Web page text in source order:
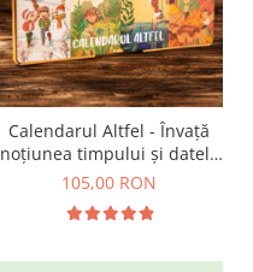
Calendarul Altfel - Învață
noțiunea timpului și datele
importante din an
105,00 RON